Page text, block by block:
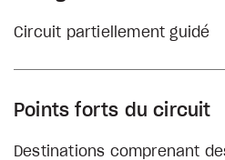
Circuit partiellement guidé
Points forts du circuit
Destinations comprenant